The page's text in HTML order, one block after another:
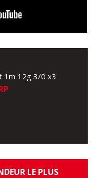
1m 12g 3/0 x3
LE PLUS